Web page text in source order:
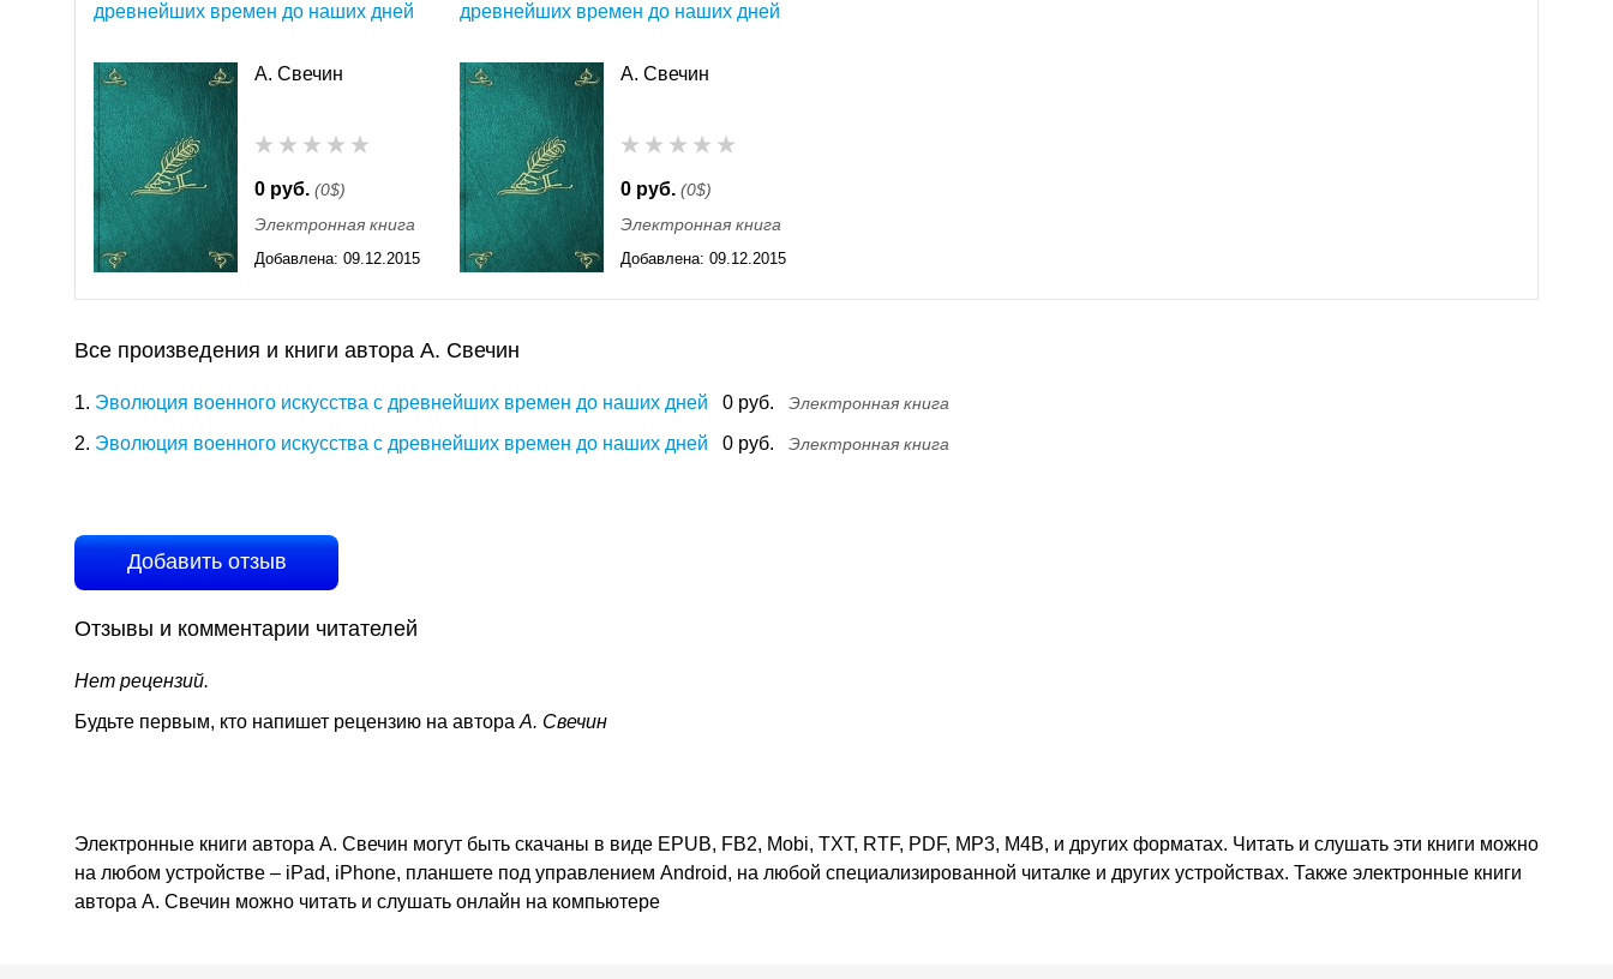
древнейших времен до наших дней
А. Свечин
0 руб. (0$)
Электронная книга
Добавлена: 09.12.2015
древнейших времен до наших дней
А. Свечин
0 руб. (0$)
Электронная книга
Добавлена: 09.12.2015
Все произведения и книги автора А. Свечин
1. Эволюция военного искусства с древнейших времен до наших дней 0 руб. Электронная книга
2. Эволюция военного искусства с древнейших времен до наших дней 0 руб. Электронная книга
Добавить отзыв
Отзывы и комментарии читателей
Нет рецензий.
Будьте первым, кто напишет рецензию на автора А. Свечин
Электронные книги автора А. Свечин могут быть скачаны в виде EPUB, FB2, Mobi, TXT, RTF, PDF, MP3, M4B, и других форматах. Читать и слушать эти книги можно
на любом устройстве – iPad, iPhone, планшете под управлением Android, на любой специализированной читалке и других устройствах. Также электронные книги
автора А. Свечин можно читать и слушать онлайн на компьютере